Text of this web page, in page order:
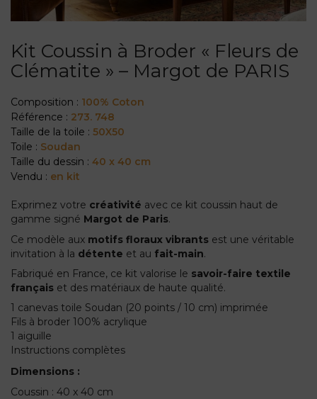
Kit Coussin à Broder « Fleurs de
Clématite » – Margot de PARIS
Composition : 100% Coton
Référence : 273. 748
Taille de la toile : 50X50
Toile : Soudan
Taille du dessin : 40 x 40 cm
Vendu : en kit
Exprimez votre créativité avec ce kit coussin haut de
gamme signé Margot de Paris.
Ce modèle aux motifs floraux vibrants est une véritable
invitation à la détente et au fait-main.
Fabriqué en France, ce kit valorise le savoir-faire textile
français et des matériaux de haute qualité.
1 canevas toile Soudan (20 points / 10 cm) imprimée
Fils à broder 100% acrylique
1 aiguille
Instructions complètes
Dimensions :
Coussin : 40 x 40 cm